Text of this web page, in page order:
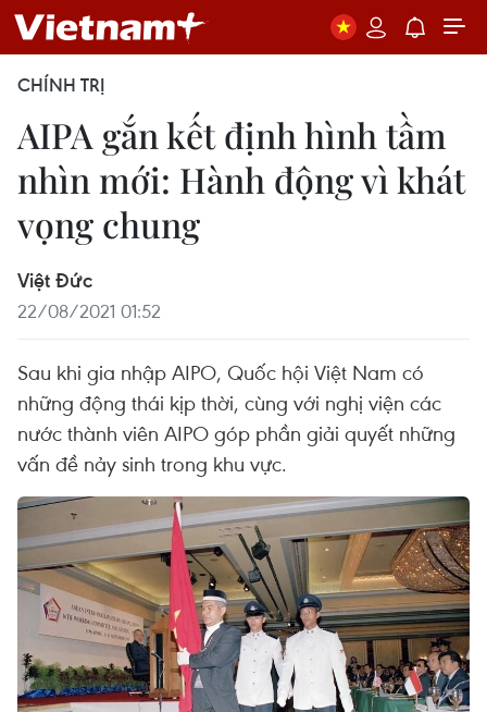
CHÍNH TRỊ
AIPA gắn kết định hình tầm
nhìn mới: Hành động vì khát
vọng chung
Việt Đức
22/08/2021 01:52
Sau khi gia nhập AIPO, Quốc hội Việt Nam có
những động thái kịp thời, cùng với nghị viện các
nước thành viên AIPO góp phần giải quyết những
vấn đề nảy sinh trong khu vực.